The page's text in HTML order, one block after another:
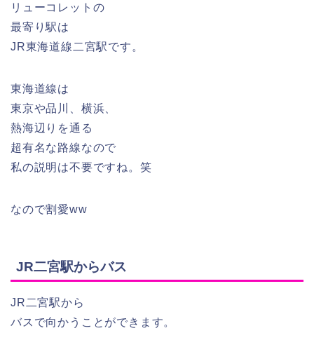
リューコレットの
最寄り駅は
JR東海道線二宮駅です。
東海道線は
東京や品川、横浜、
熱海辺りを通る
超有名な路線なので
私の説明は不要ですね。笑
なので割愛ww
JR二宮駅からバス
JR二宮駅から
バスで向かうことができます。